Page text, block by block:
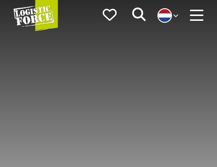
Logistic
Force
FavorietenZoeken